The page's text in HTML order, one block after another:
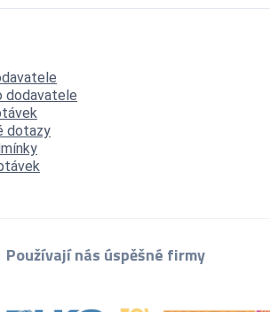
dodavatele
dotazy
Používají nás úspěšné firmy